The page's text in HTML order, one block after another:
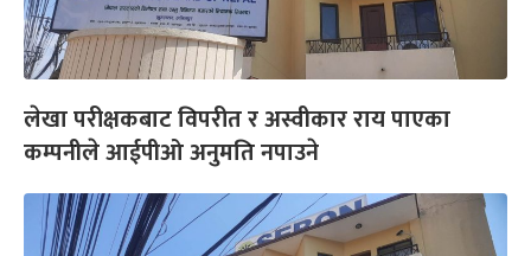
लेखा परीक्षकबाट विपरीत र अस्वीकार राय पाएका
कम्पनीले आईपीओ अनुमति नपाउने